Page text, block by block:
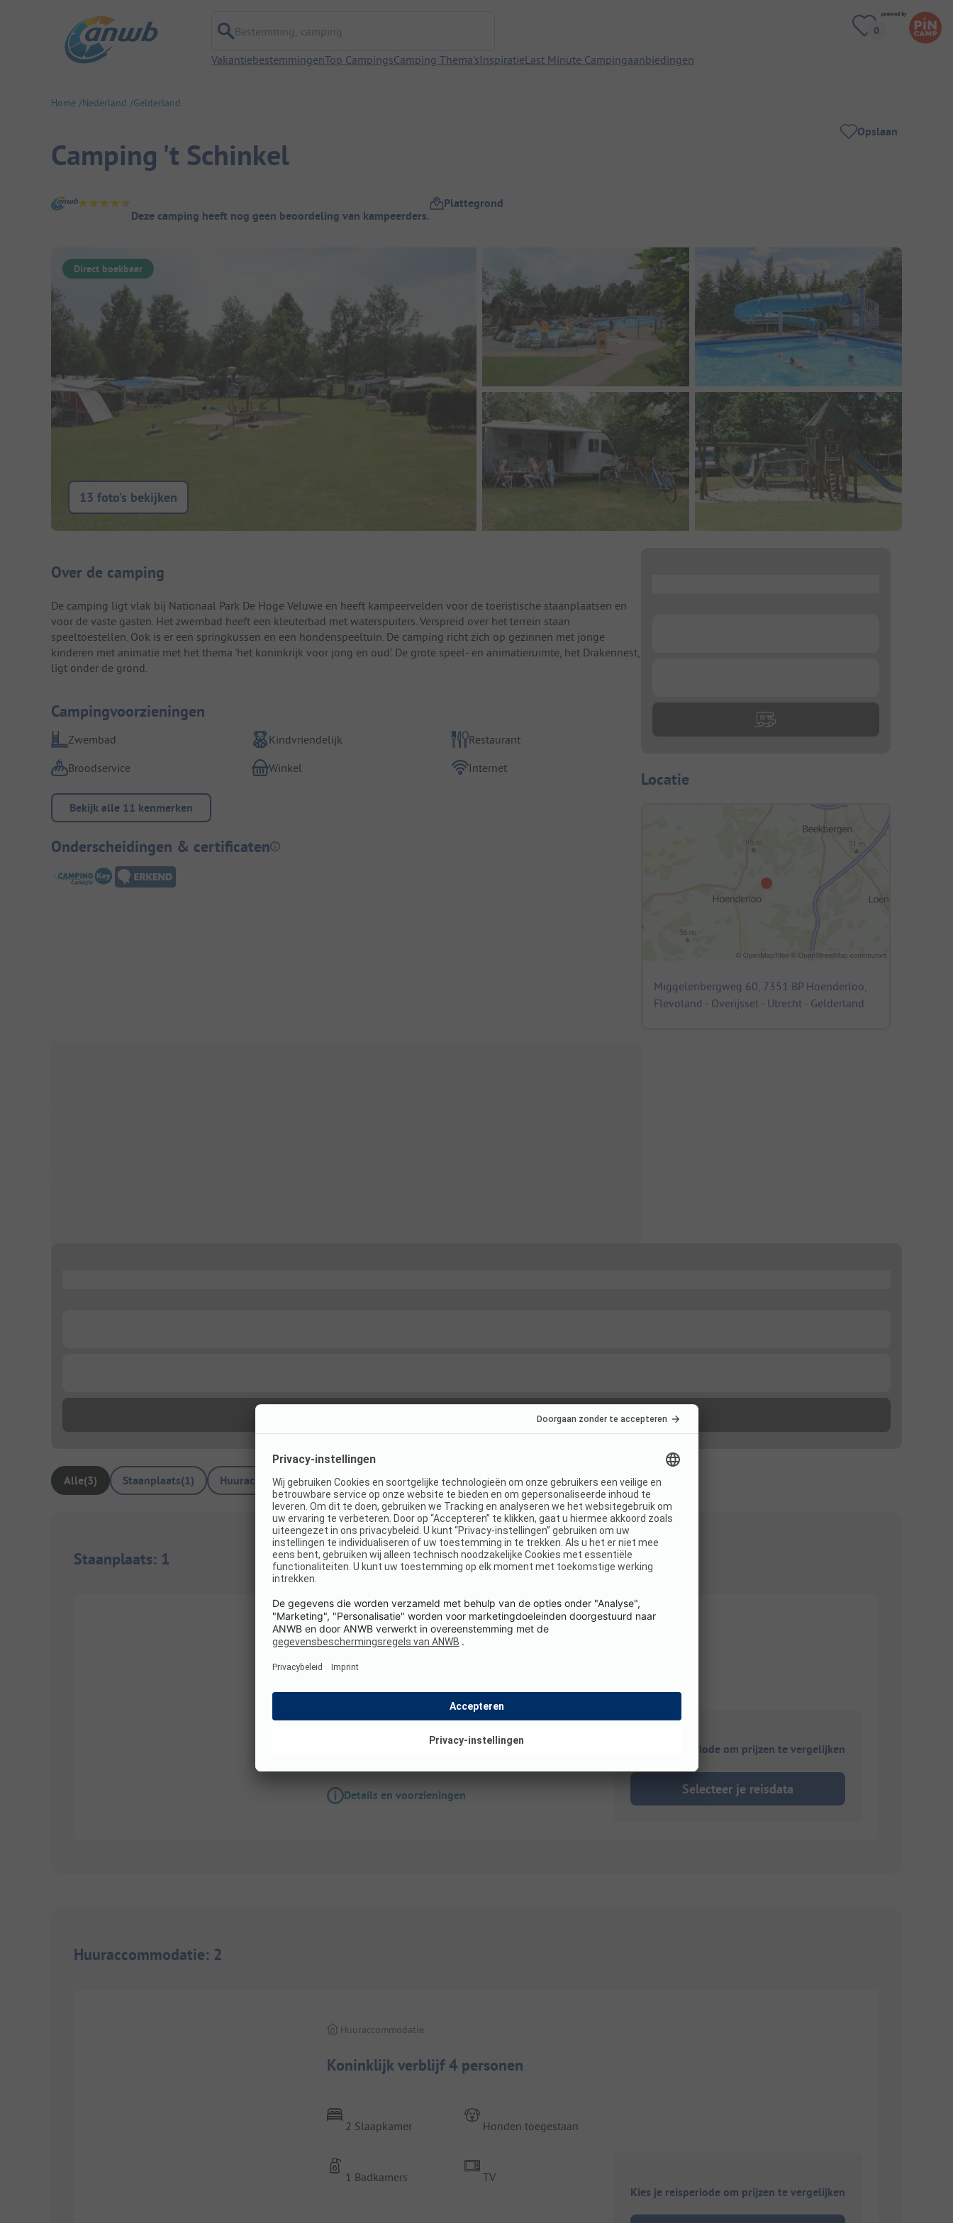
Bestemming, camping
VakantiebestemmingenTop CampingsCamping Thema'sInspiratieLast Minute Campingaanbiedingen
Home Nederland Gelderland
Camping 't Schinkel
Opslaan
Camping overzicht
Deze camping heeft nog geen beoordeling van kampeerders.
Plattegrond
Direct boekbaar
13 foto’s bekijken
Camping introductie
Over de camping
De camping ligt vlak bij Nationaal Park De Hoge Veluwe en heeft kampeervelden voor de toeristische staanplaatsen en
voor de vaste gasten. Het zwembad heeft een kleuterbad met waterspuiters. Verspreid over het terrein staan
speeltoestellen. Ook is er een springkussen en een hondenspeeltuin. De camping richt zich op gezinnen met jonge
kinderen met animatie met het thema 'het koninkrijk voor jong en oud'. De grote speel- en animatieruimte, het Drakennest,
ligt onder de grond.
Campingvoorzieningen
Zwembad Kindvriendelijk
Restaurant
Broodservice
Winkel Internet
Bekijk alle 11 kenmerken
Onderscheidingen & certificaten
Locatie
Miggelenbergweg 60, 7351 BP Hoenderloo,
Flevoland - Overijssel - Utrecht - Gelderland
Alle(3) Staanplaats(1) Huuraccommodaties(2)
Staanplaats: 1
Comfortplaats
Staanplaats
Details en voorzieningen
Kies je reisperiode om prijzen te vergelijken
Selecteer je reisdata
Huuraccommodatie: 2
Koninklijk verblijf 4 personen
Huuraccommodatie
2 Slaapkamer
1 Badkamers
Honden toegestaan
TV
Kies je reisperiode om prijzen te vergelijken